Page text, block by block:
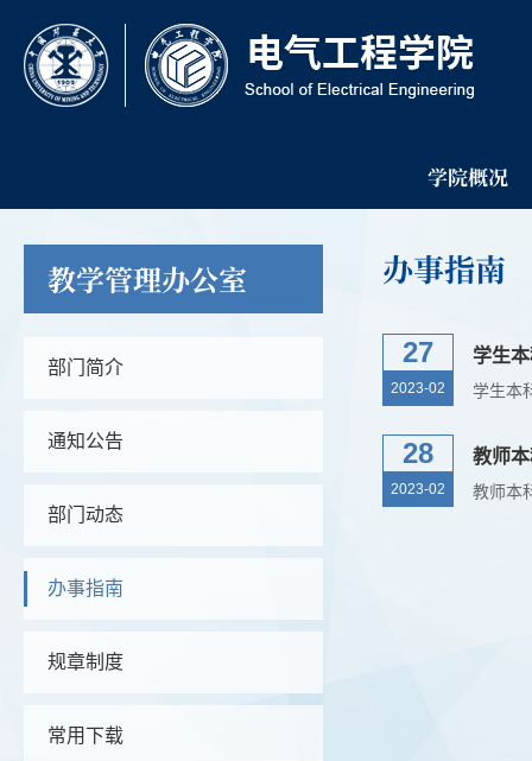
学院概况
教学管理办公室
部门简介
通知公告
部门动态
办事指南
规章制度
常用下载
办事指南
27
2023-02
学生
28
2023-02
教师